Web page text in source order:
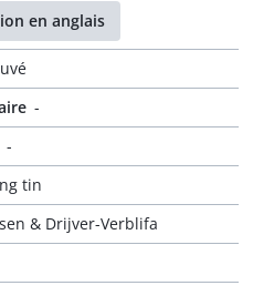
en anglais
-
-
tin
& Drijver-Verblifa